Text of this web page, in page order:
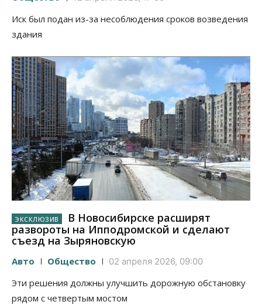
Иск был подан из-за несоблюдения сроков возведения
здания
В Новосибирске расширят
развороты на Ипподромской и сделают
съезд на Зыряновскую
Авто Общество 02 апреля 2026, 09:00
Эти решения должны улучшить дорожную обстановку
рядом с четвертым мостом